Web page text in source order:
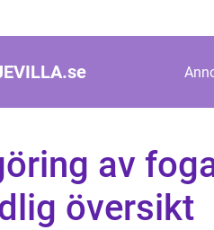
se
av
översikt